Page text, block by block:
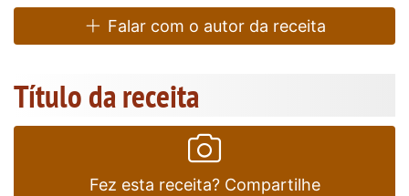
Falar com o autor da receita
Título da receita
Fez esta receita? Compartilhe